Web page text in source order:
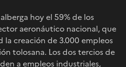
hoy el 59% de los
aeronáutico nacional, que
la creación de 3.000 empleos
tolosana. Los dos tercios de
a empleos industriales,